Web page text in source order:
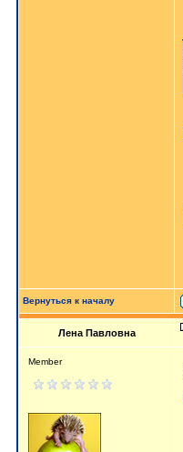
Вернуться к началу
Лена Павловна
Member